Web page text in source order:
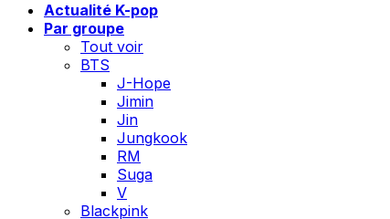
Actualité K-pop
Par groupe
Tout voir
BTS
J-Hope
Jimin
Jin
Jungkook
RM
Suga
V
Blackpink